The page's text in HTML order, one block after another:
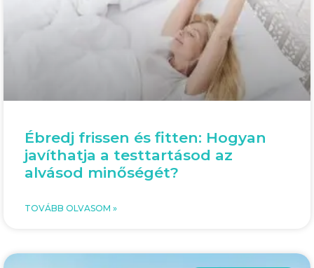
Ébredj frissen és fitten: Hogyan
javíthatja a testtartásod az
alvásod minőségét?
TOVÁBB OLVASOM »